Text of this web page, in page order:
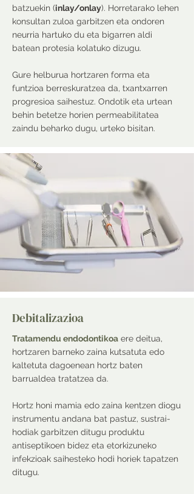
batzuekin (inlay/onlay). Horretarako lehen
konsultan zuloa garbitzen eta ondoren
neurria hartuko du eta bigarren aldi
batean protesia kolatuko dizugu.
Gure helburua hortzaren forma eta
funtzioa berreskuratzea da, txantxarren
progresioa saihestuz. Ondotik eta urtean
behin betetze horien permeabilitatea
zaindu beharko dugu, urteko bisitan.
Debitalizazioa
Tratamendu endodontikoa ere deitua,
hortzaren barneko zaina kutsatuta edo
kaltetuta dagoenean hortz baten
barrualdea tratatzea da.
Hortz honi mamia edo zaina kentzen diogu
instrumentu andana bat pastuz, sustrai-
hodiak garbitzen ditugu produktu
antiseptikoen bidez eta etorkizuneko
infekzioak saihesteko hodi horiek tapatzen
ditugu.